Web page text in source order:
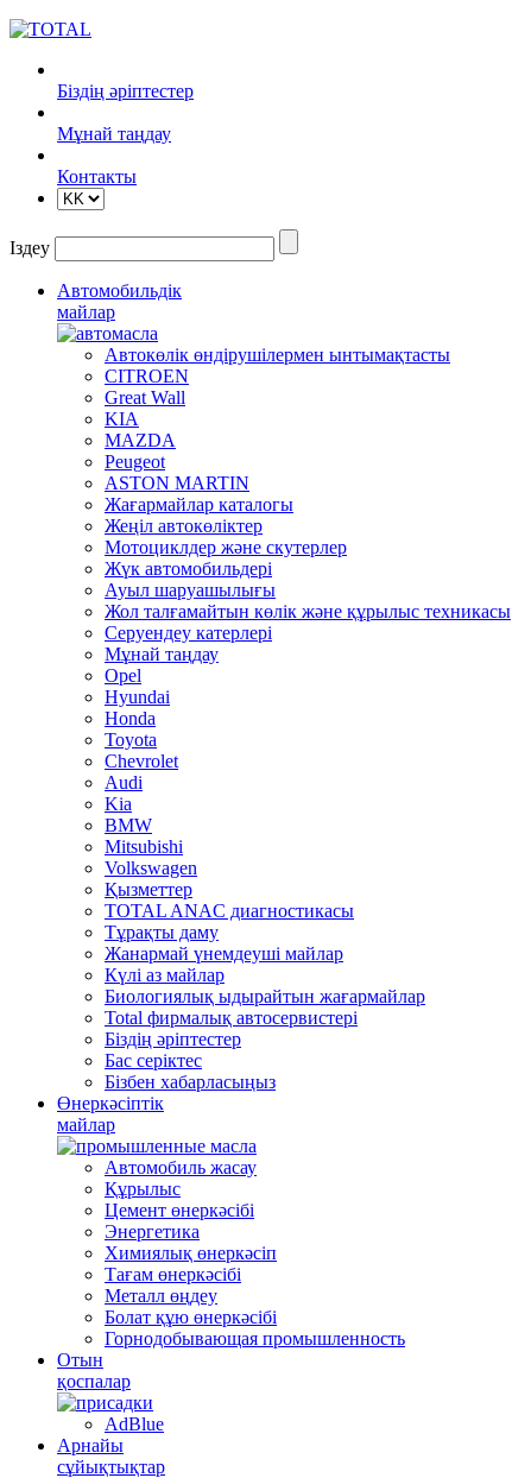
Біздің әріптестер
Mұнай таңдау
Контакты
Іздеу
Автомобильдік
майлар
Автокөлік өндірушілермен ынтымақтасты
CITROEN
Great Wall
KIA
MAZDA
Peugeot
ASTON MARTIN
Жағармайлар каталогы
Жеңіл автокөліктер
Мотоциклдер және скутерлер
Жүк автомобильдері
Ауыл шаруашылығы
Жол талғамайтын көлік және құрылыс техникасы
Серуендеу катерлері
Mұнай таңдау
Opel
Hyundai
Honda
Toyota
Chevrolet
Audi
Kia
BMW
Mitsubishi
Volkswagen
Қызметтер
TOTAL ANAC диагностикасы
Тұрақты даму
Жанармай үнемдеуші майлар
Күлі аз майлар
Биологиялық ыдырайтын жағармайлар
Total фирмалық автосервистері
Біздің әріптестер
Бас серіктес
Бізбен хабарласыңыз
Өнеркәсіптік
майлар
Автомобиль жасау
Құрылыс
Цемент өнеркәсібі
Энергетика
Химиялық өнеркәсіп
Тағам өнеркәсібі
Металл өңдеу
Болат құю өнеркәсібі
Горнодобывающая промышленность
Отын
қоспалар
AdBlue
Арнайы
сұйықтықтар